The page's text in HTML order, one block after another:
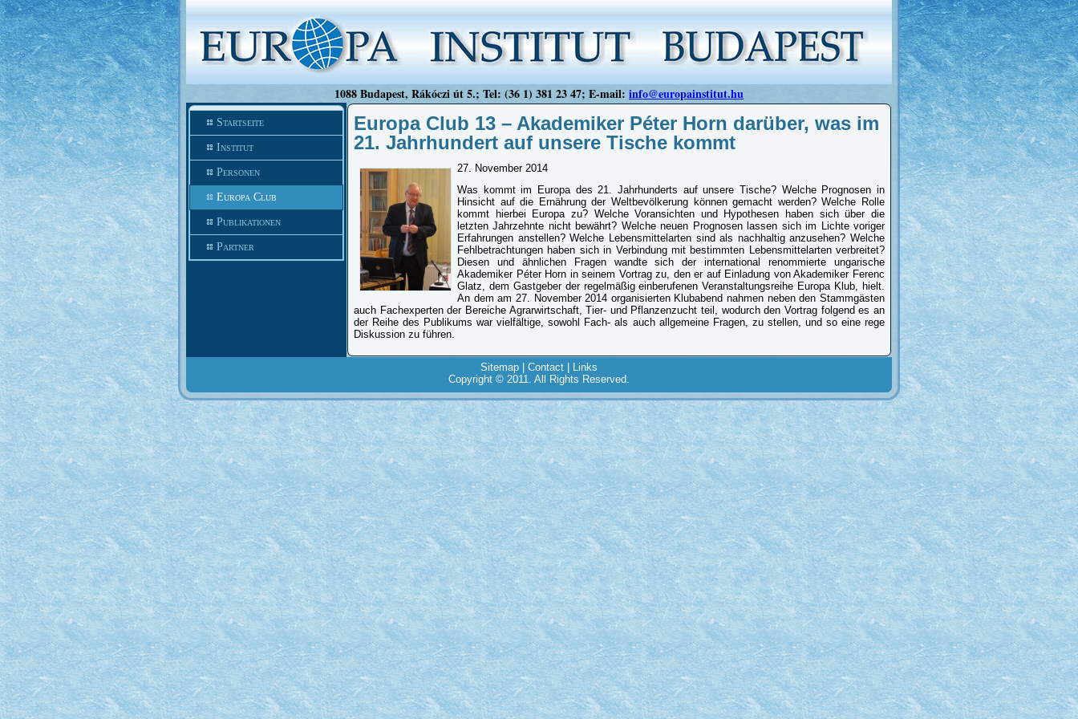
1088 Budapest, Rákóczi út 5.; Tel: (36 1) 381 23 47; E-mail: info@europainstitut.hu
Startseite
Institut
Personen
Europa Club
Publikationen
Partner
Europa Club 13 – Akademiker Péter Horn darüber, was im
21. Jahrhundert auf unsere Tische kommt
27. November 2014
Was kommt im Europa des 21. Jahrhunderts auf unsere Tische? Welche Prognosen in
Hinsicht auf die Ernährung der Weltbevölkerung können gemacht werden? Welche Rolle
kommt hierbei Europa zu? Welche Voransichten und Hypothesen haben sich über die
letzten Jahrzehnte nicht bewährt? Welche neuen Prognosen lassen sich im Lichte voriger
Erfahrungen anstellen? Welche Lebensmittelarten sind als nachhaltig anzusehen? Welche
Fehlbetrachtungen haben sich in Verbindung mit bestimmten Lebensmittelarten verbreitet?
Diesen und ähnlichen Fragen wandte sich der international renommierte ungarische
Akademiker Péter Horn in seinem Vortrag zu, den er auf Einladung von Akademiker Ferenc
Glatz, dem Gastgeber der regelmäßig einberufenen Veranstaltungsreihe Europa Klub, hielt.
An dem am 27. November 2014 organisierten Klubabend nahmen neben den Stammgästen
auch Fachexperten der Bereiche Agrarwirtschaft, Tier- und Pflanzenzucht teil, wodurch den Vortrag folgend es an
der Reihe des Publikums war vielfältige, sowohl Fach- als auch allgemeine Fragen, zu stellen, und so eine rege
Diskussion zu führen.
Sitemap Contact
Links
Copyright © 2011. All Rights Reserved.